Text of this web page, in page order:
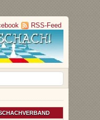
RSS-Feed